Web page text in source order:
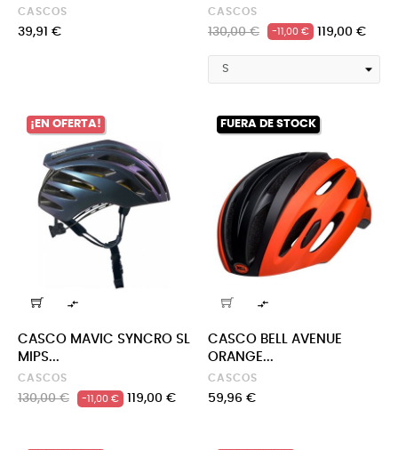
CASCOS
Precio
39,91 €
CASCOS
Precio
130,00 € -11,00 € Precio
119,00 €
¡EN OFERTA!

CASCO MAVIC SYNCRO SL
MIPS...
CASCOS
Precio
130,00 € -11,00 € Precio
119,00 €
FUERA DE STOCK

CASCO BELL AVENUE
ORANGE...
CASCOS
Precio
59,96 €